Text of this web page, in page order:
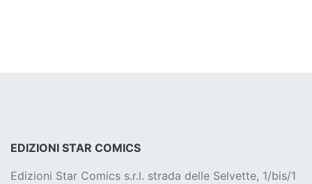
EDIZIONI STAR COMICS
Edizioni Star Comics s.r.l. strada delle Selvette, 1/bis/1